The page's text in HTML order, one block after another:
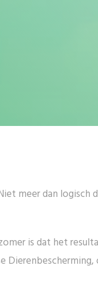
meer dan logisch
is dat het